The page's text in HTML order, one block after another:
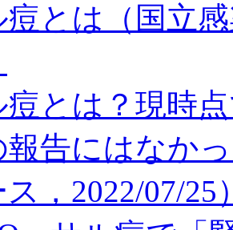
とは（国立
痘とは？現時
報告にはなか
ス，2022/07/25